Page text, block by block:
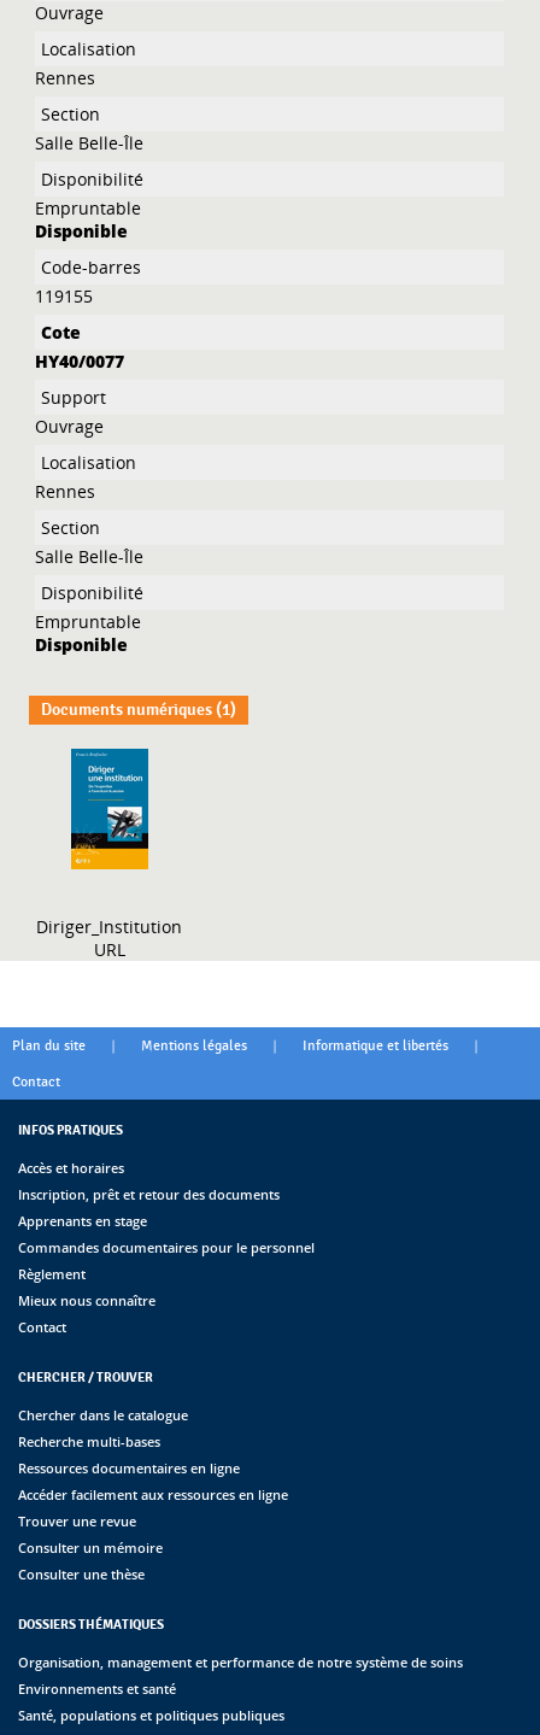
Ouvrage
Rennes
Salle Belle-Île
Empruntable
Disponible
119155
HY40/0077
Ouvrage
Rennes
Salle Belle-Île
Empruntable
Disponible
Documents numériques (1)
Diriger_Institution
URL
Plan du site | Mentions légales | Informatique et libertés |
Contact
INFOS PRATIQUES
Accès et horaires
Inscription, prêt et retour des documents
Apprenants en stage
Commandes documentaires pour le personnel
Règlement
Mieux nous connaître
Contact
CHERCHER / TROUVER
Chercher dans le catalogue
Recherche multi-bases
Ressources documentaires en ligne
Accéder facilement aux ressources en ligne
Trouver une revue
Consulter un mémoire
Consulter une thèse
DOSSIERS THÉMATIQUES
Organisation, management et performance de notre système de soins
Environnements et santé
Santé, populations et politiques publiques